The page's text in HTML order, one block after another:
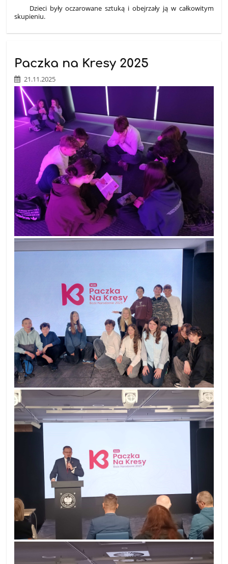
Dzieci były oczarowane sztuką i obejrzały ją w całkowitym
skupieniu.
Paczka na Kresy 2025
21.11.2025